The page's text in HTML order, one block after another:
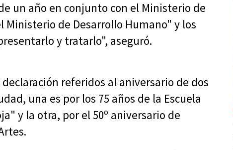
un año en conjunto con el Ministerio de
Ministerio de Desarrollo Humano" y los
y tratarlo", aseguró.
referidos al aniversario de dos
una es por los 75 años de la Escuela
y la otra, por el 50º aniversario de